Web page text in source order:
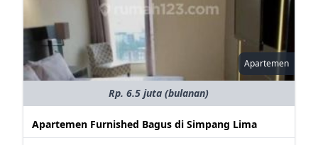
Apartemen
Rp. 6.5 juta (bulanan)
Apartemen Furnished Bagus di Simpang Lima